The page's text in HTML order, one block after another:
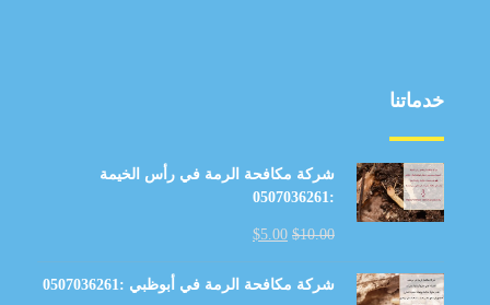
خدماتنا
شركة مكافحة الرمة في رأس الخيمة
:0507036261
$10.00
$5.00
شركة مكافحة الرمة في أبوظبي :0507036261